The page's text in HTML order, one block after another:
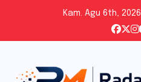
content
Kam. Agu 6th, 2026